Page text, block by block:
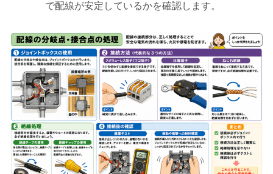
で配線が安定しているかを確認します。